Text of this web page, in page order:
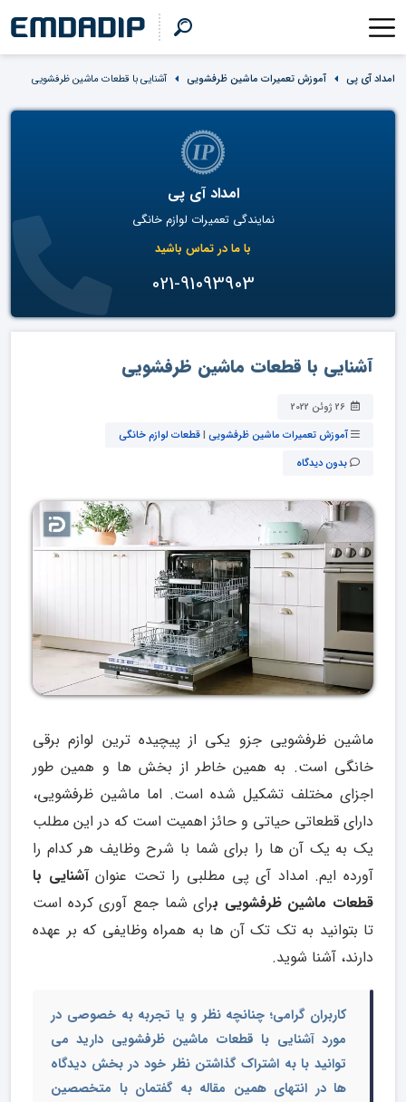
امداد آی پی آموزش تعمیرات ماشین ظرفشویی آشنایی با قطعات ماشین ظرفشویی
امداد آی پی
نمایندگی تعمیرات لوازم خانگی
با ما در تماس باشید
021-91093903
آشنایی با قطعات ماشین ظرفشویی
آموزش تعمیرات ماشین ظرفشویی |قطعات لوازم خانگی
بدون دیدگاه
ماشین ظرفشویی جزو یکی از پیچیده ترین لوازم برقی
خانگی است. به همین خاطر از بخش ها و همین طور
اجزای مختلف تشکیل شده است. اما ماشین ظرفشویی،
دارای قطعاتی حیاتی و حائز اهمیت است که در این مطلب
یک به یک آن ها را برای شما با شرح وظایف هر کدام را
آورده ایم. امداد آی پی مطلبی را تحت عنوانآشنایی با
قطعات ماشین ظرفشویی برای شما جمع آوری کرده است
تا بتوانید به تک تک آن ها به همراه وظایفی که بر عهده
دارند، آشنا شوید.
کاربران گرامی؛ چنانچه نظر و یا تجربه به خصوصی در
مورد آشنایی با قطعات ماشین ظرفشویی دارید می
توانید با به اشتراک گذاشتن نظر خود در بخش دیدگاه
ها در انتهای همین مقاله به گفتمان با متخصصین